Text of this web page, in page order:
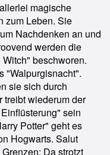
magische
zum Leben. Sie
Nachdenken an und
werden die
beschworen.
"Walpurgisnacht".
sie sich durch
treibt wiederum der
sein
Potter" geht es
Hogwarts. Salut
Da strotzt